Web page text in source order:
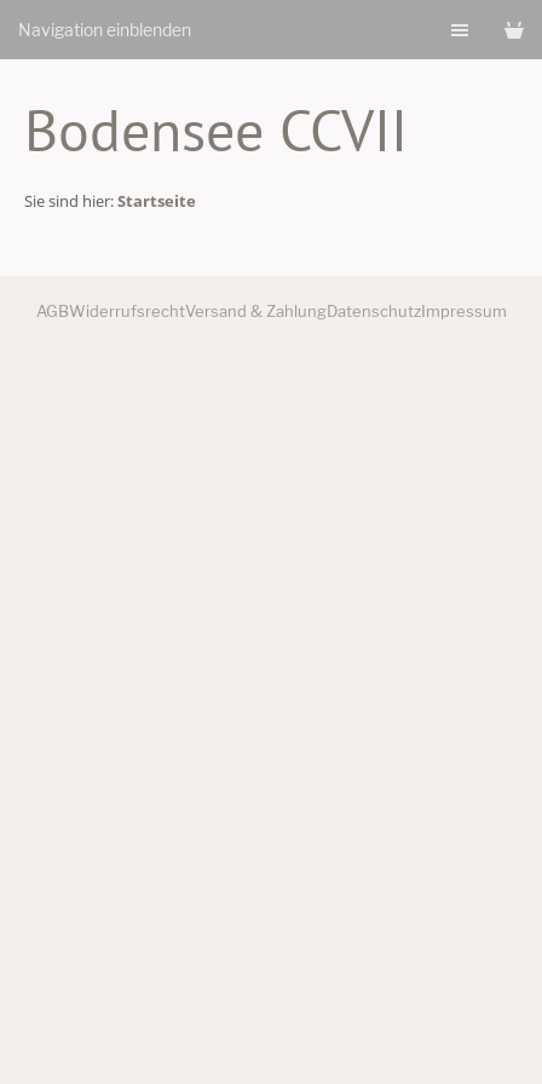
Navigation einblenden
Bodensee CCVII
Sie sind hier:Startseite
AGBWiderrufsrechtVersand & ZahlungDatenschutzImpressum